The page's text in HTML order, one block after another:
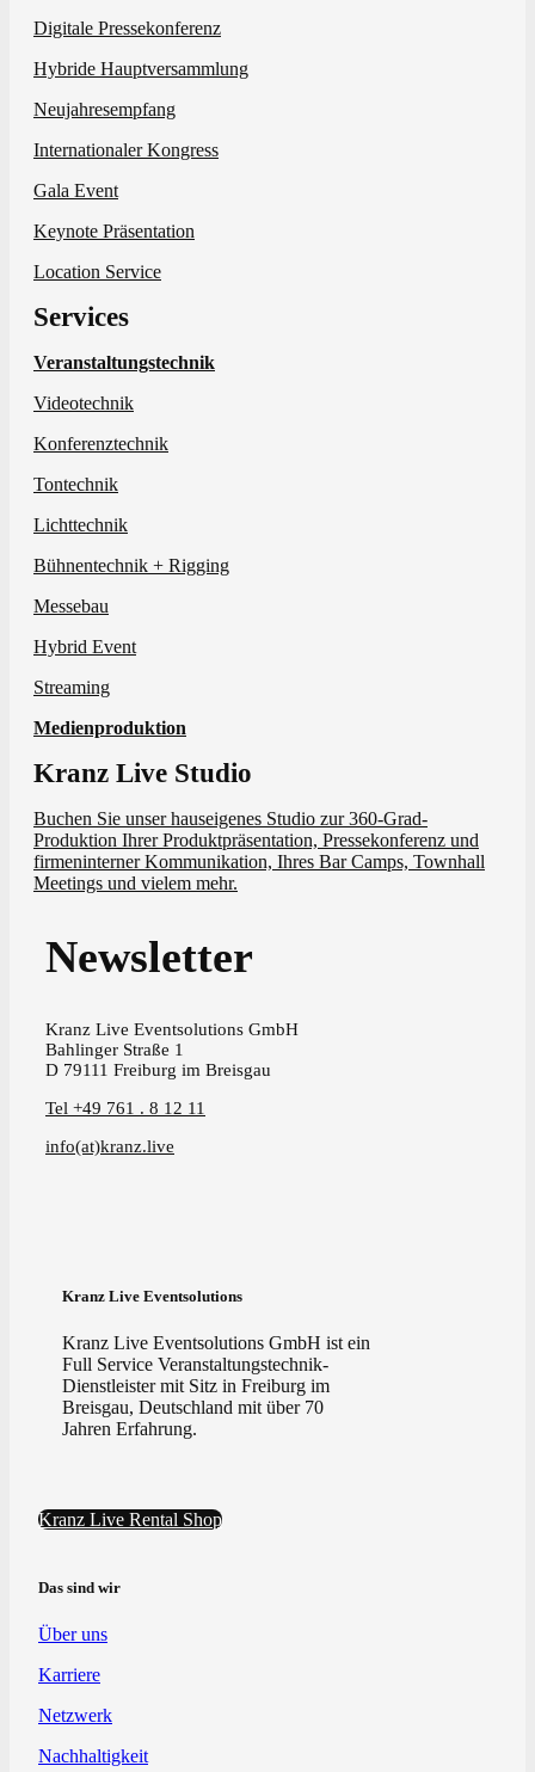
Digitale Pressekonferenz
Hybride Hauptversammlung
Neujahresempfang
Internationaler Kongress
Gala Event
Keynote Präsentation
Location Service
Services
Veranstaltungstechnik
Videotechnik
Konferenztechnik
Tontechnik
Lichttechnik
Bühnentechnik + Rigging
Messebau
Hybrid Event
Streaming
Medienproduktion
Kranz Live Studio
Buchen Sie unser hauseigenes Studio zur 360-Grad-
Produktion Ihrer Produktpräsentation, Pressekonferenz und
firmeninterner Kommunikation, Ihres Bar Camps, Townhall
Meetings und vielem mehr.
Newsletter
Kranz Live Eventsolutions GmbH
Bahlinger Straße 1
D 79111 Freiburg im Breisgau
Tel +49 761 . 8 12 11
info(at)kranz.live
Kranz Live Eventsolutions
Kranz Live Eventsolutions GmbH ist ein
Full Service Veranstaltungstechnik-
Dienstleister mit Sitz in Freiburg im
Breisgau, Deutschland mit über 70
Jahren Erfahrung.
Kranz Live Rental Shop
Das sind wir
Über uns
Karriere
Netzwerk
Nachhaltigkeit